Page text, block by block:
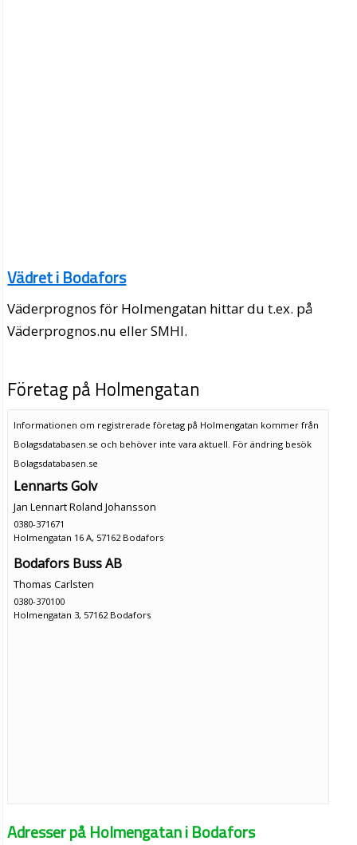
Vädret i Bodafors
Väderprognos för Holmengatan hittar du t.ex. på
Väderprognos.nu eller SMHI.
Företag på Holmengatan
Informationen om registrerade företag på Holmengatan kommer från
Bolagsdatabasen.se och behöver inte vara aktuell. För ändring besök
Bolagsdatabasen.se
Lennarts Golv
Jan Lennart Roland Johansson
0380-371671
Holmengatan 16 A, 57162 Bodafors
Bodafors Buss AB
Thomas Carlsten
0380-370100
Holmengatan 3, 57162 Bodafors
Adresser på Holmengatan i Bodafors